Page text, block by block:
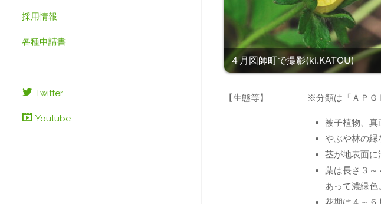
４月図師町で撮影(ki.KATOU)
【生態等】 ※分類は「ＡＰＧ
被子植物、真
やぶや林の縁
茎が地表面に
葉は長さ３～
あって濃緑色。
採用情報
各種申請書
Twitter
Youtube